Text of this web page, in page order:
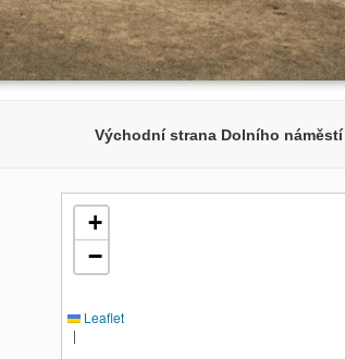
Východní strana Dolního náměstí
+
−
Leaflet
|